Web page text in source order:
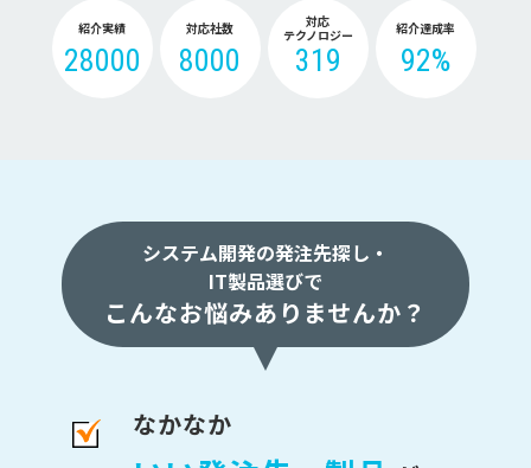
紹介実績
28000
対応社数
8000
対応
テクノロジー
319
紹介達成率
92%
システム開発の発注先探し・
IT製品選びで
こんなお悩みありませんか？
なかなか